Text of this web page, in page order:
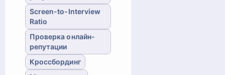
Screen-to-Interview
Ratio
Проверка онлайн-
репутации
Кроссбординг